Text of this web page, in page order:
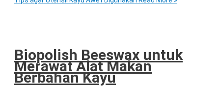
Biopolish Beeswax untuk
Merawat Alat Makan
Berbahan Kayu